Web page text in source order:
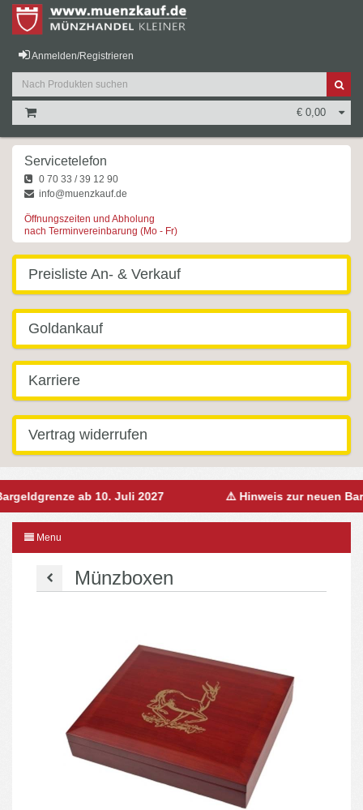
Anmelden/Registrieren
€ 0,00
Servicetelefon
0 70 33 / 39 12 90
info@muenzkauf.de
Öffnungszeiten und Abholung
nach Terminvereinbarung (Mo - Fr)
Preisliste An- & Verkauf
Goldankauf
Karriere
Vertrag widerrufen
ab 10. Juli 2027 ⚠️ Hinweis zur neuen
Menu
Münzboxen